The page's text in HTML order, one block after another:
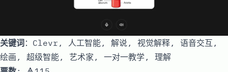
关键词：Clevr, 人工智能, 解说, 视觉解释, 语音交互,
绘画, 超级智能, 艺术家, 一对一教学, 理解